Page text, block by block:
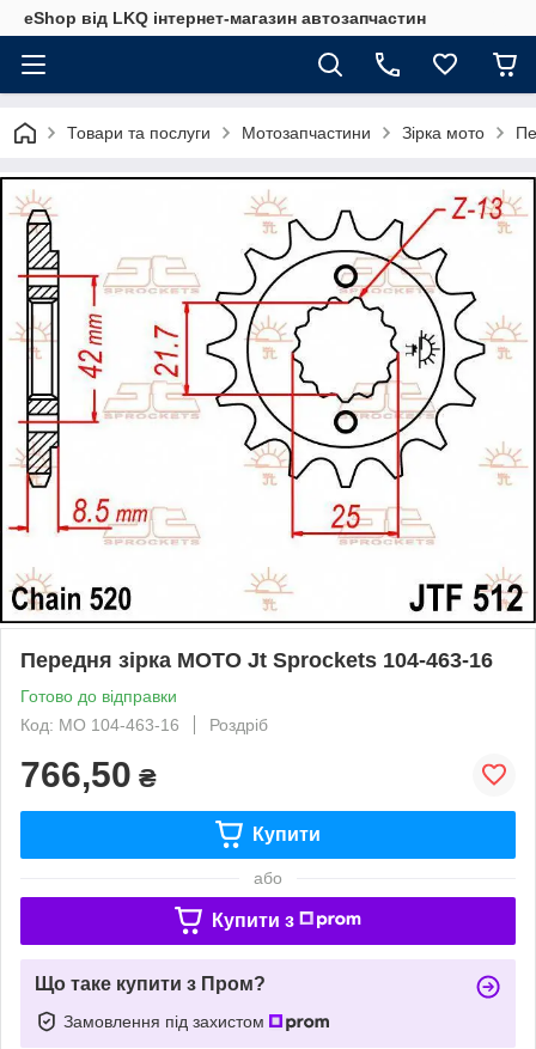
eShop від LKQ інтернет-магазин автозапчастин
Товари та послуги Мотозапчастини Зірка мото
Передня зірка MOTO Jt Sprockets 104-463-16
Готово до відправки
Код: MO 104-463-16
Роздріб
766,50 ₴
Купити
або
Купити з
Що таке купити з Пром?
Замовлення під захистом